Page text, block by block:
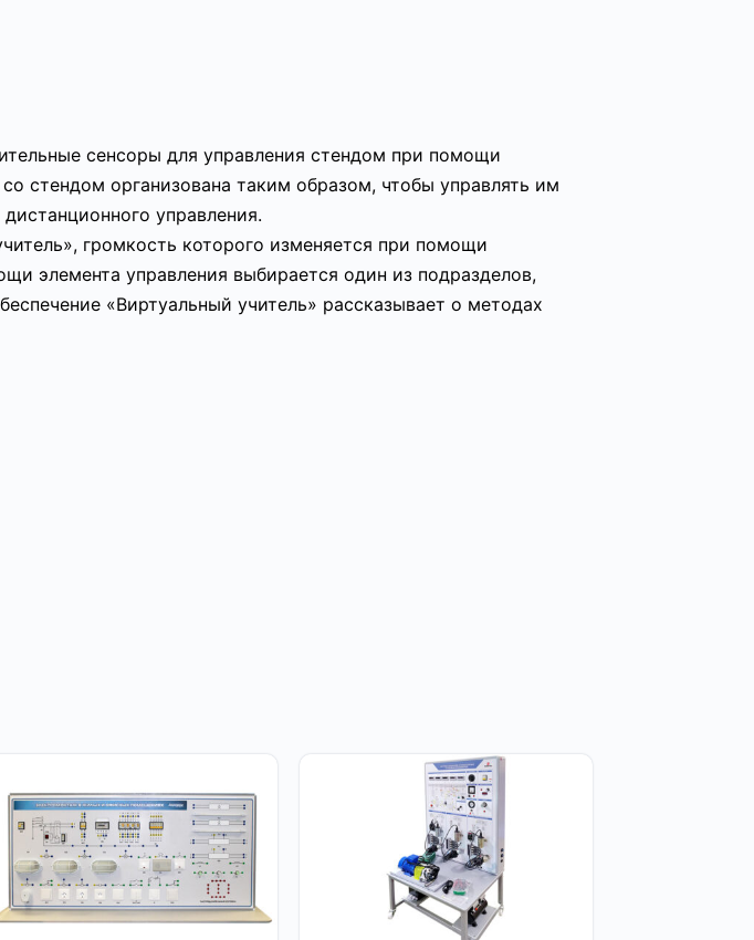
сенсоры для управления стендом при помощи
стендом организована таким образом, чтобы управлять им
управления.
громкость которого изменяется при помощи
элемента управления выбирается один из подразделов,
«Виртуальный учитель» рассказывает о методах